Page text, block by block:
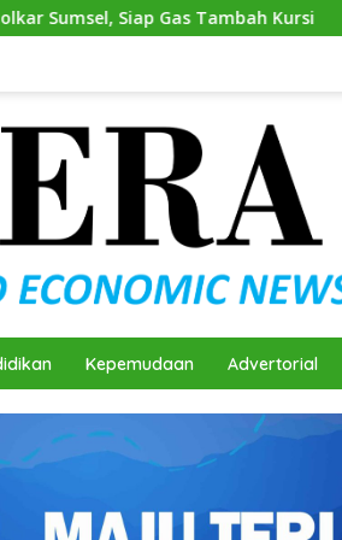
Kursi Andie Dinialdie
Kepemudaan Advertorial